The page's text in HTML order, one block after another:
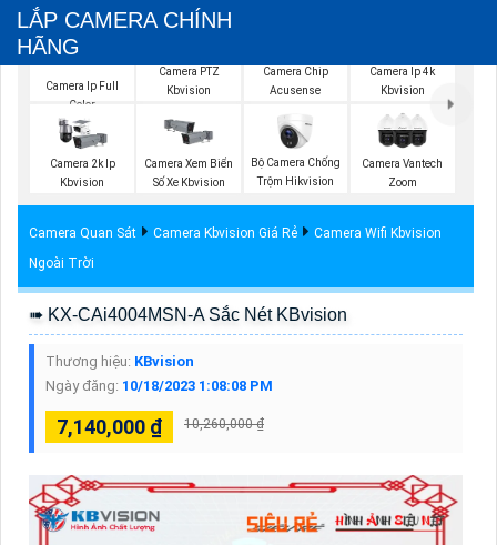
LẮP CAMERA CHÍNH
HÃNG
Camera Ip Full
Color
Camera PTZ
Kbvision
Camera Chip
Acusense
Camera Ip 4k
Kbvision
Camera 2k Ip
Kbvision
Camera Xem Biển
Số Xe Kbvision
Bộ Camera Chống
Trộm Hikvision
Camera Vantech
Zoom
Camera Quan Sát Camera Kbvision Giá Rẻ
Camera Wifi Kbvision
Ngoài Trời
➠ KX-CAi4004MSN-A Sắc Nét KBvision
Thương hiệu: KBvision
Ngày đăng: 10/18/2023 1:08:08 PM
7,140,000 ₫ 10,260,000 ₫